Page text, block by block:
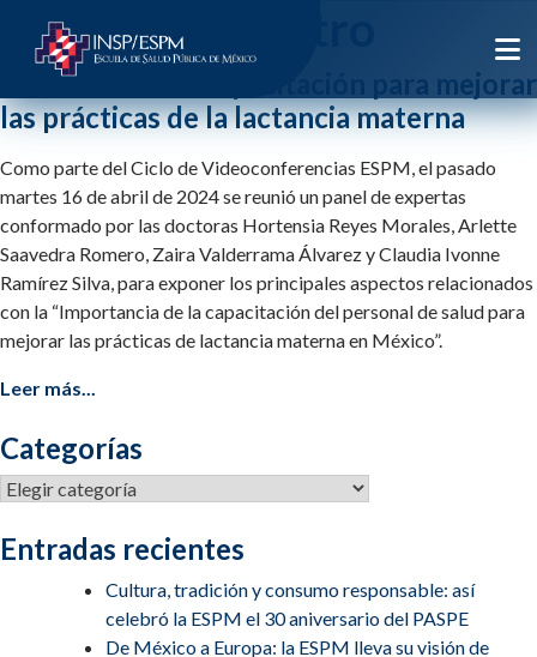
Etiqueta:
Influencia de la capacitación para mejorar
las prácticas de la lactancia materna
Como parte del Ciclo de Videoconferencias ESPM, el pasado
martes 16 de abril de 2024 se reunió un panel de expertas
conformado por las doctoras Hortensia Reyes Morales, Arlette
Saavedra Romero, Zaira Valderrama Álvarez y Claudia Ivonne
Ramírez Silva, para exponer los principales aspectos relacionados
con la “Importancia de la capacitación del personal de salud para
mejorar las prácticas de lactancia materna en México”.
Leer más...
Categorías
Categorías
Entradas recientes
Cultura, tradición y consumo responsable: así
celebró la ESPM el 30 aniversario del PASPE
De México a Europa: la ESPM lleva su visión de